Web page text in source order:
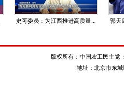
史可委员：为江西推进高质量... 郭天
版权所有：中国农工民主
地址：北京市东